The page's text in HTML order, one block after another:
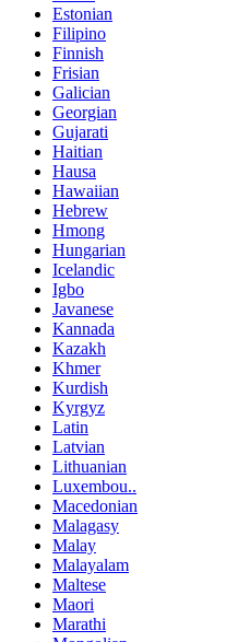
Estonian
Filipino
Finnish
Frisian
Galician
Georgian
Gujarati
Haitian
Hausa
Hawaiian
Hebrew
Hmong
Hungarian
Icelandic
Igbo
Javanese
Kannada
Kazakh
Khmer
Kurdish
Kyrgyz
Latin
Latvian
Lithuanian
Luxembou..
Macedonian
Malagasy
Malay
Malayalam
Maltese
Maori
Marathi